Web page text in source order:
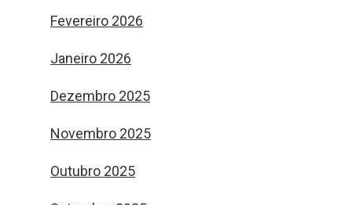
Fevereiro 2026
Janeiro 2026
Dezembro 2025
Novembro 2025
Outubro 2025